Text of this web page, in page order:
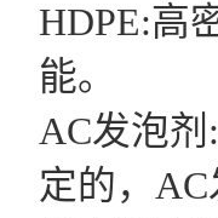
HDPE:高
能。
AC发泡
定的，